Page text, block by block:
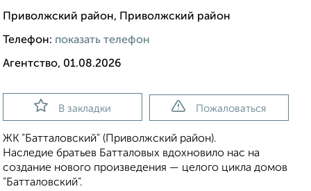
Приволжский район, Приволжский район
Телефон: показать телефон
Агентство, 01.08.2026
В закладки Пожаловаться
ЖК "Батталовский" (Приволжский район).
Наследие братьев Батталовых вдохновило нас на
создание нового произведения — целого цикла домов
"Батталовский".